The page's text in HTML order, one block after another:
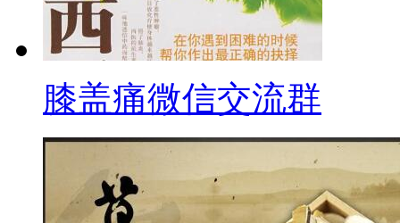
膝盖痛微信交流群